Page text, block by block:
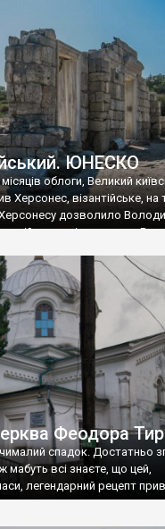
викрадені з фондів
«Херсонеса
Візантії», але
це лише […]
ЮНЕСКО
облоги, Великий
Херсонес, візантійське, на
дозволило
імператору
став Василем-
Хрещення Русі. На честь
місто […]
Феодора
спадок. Достатньо
мабуть всі знаєте, що цей,
легендарний рецепт